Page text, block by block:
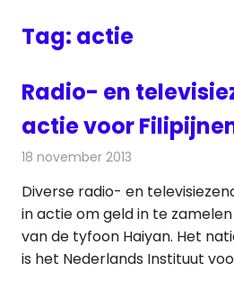
Tag: actie
Radio- en
actie voor
18 november 2013
Diverse radio- en
in actie om geld in te
van de tyfoon Haiyan. Het
is het Nederlands Instituut